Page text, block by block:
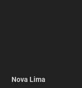
Nova Lima